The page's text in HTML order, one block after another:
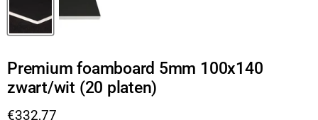
Premium foamboard 5mm 100x140
zwart/wit (20 platen)
Huidige prijs
€332,77